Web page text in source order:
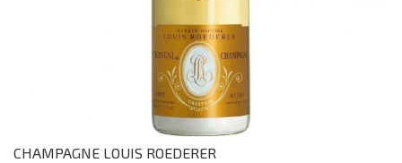
CHAMPAGNE LOUIS ROEDERER